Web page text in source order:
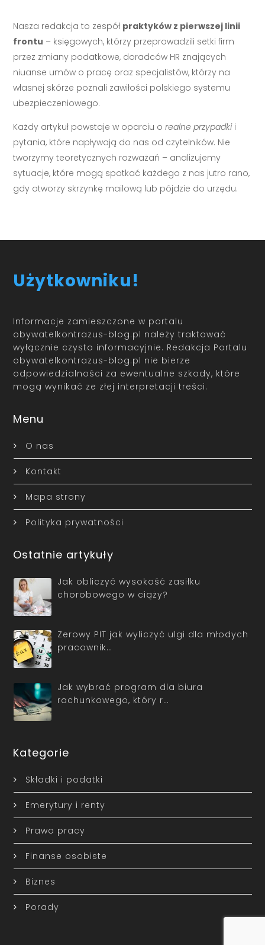
Nasza redakcja to zespół praktyków z pierwszej linii
frontu – księgowych, którzy przeprowadzili setki firm
przez zmiany podatkowe, doradców HR znających
niuanse umów o pracę oraz specjalistów, którzy na
własnej skórze poznali zawiłości polskiego systemu
ubezpieczeniowego.
Każdy artykuł powstaje w oparciu orealne przypadkii
pytania, które napływają do nas od czytelników. Nie
tworzymy teoretycznych rozważań – analizujemy
sytuacje, które mogą spotkać każdego z nas jutro rano,
gdy otworzy skrzynkę mailową lub pójdzie do urzędu.
Użytkowniku!
Informacje zamieszczone w portalu
obywatelkontrazus-blog.pl należy traktować
wyłącznie czysto informacyjnie. Redakcja Portalu
obywatelkontrazus-blog.pl nie bierze
odpowiedzialności za ewentualne szkody, które
mogą wynikać ze złej interpretacji treści.
Menu
O nas
Kontakt
Mapa strony
Polityka prywatności
Ostatnie artykuły
Jak obliczyć wysokość zasiłku
chorobowego w ciąży?
Zerowy PIT jak wyliczyć ulgi dla młodych
pracownik…
Jak wybrać program dla biura
rachunkowego, który r…
Kategorie
Składki i podatki
Emerytury i renty
Prawo pracy
Finanse osobiste
Biznes
Porady